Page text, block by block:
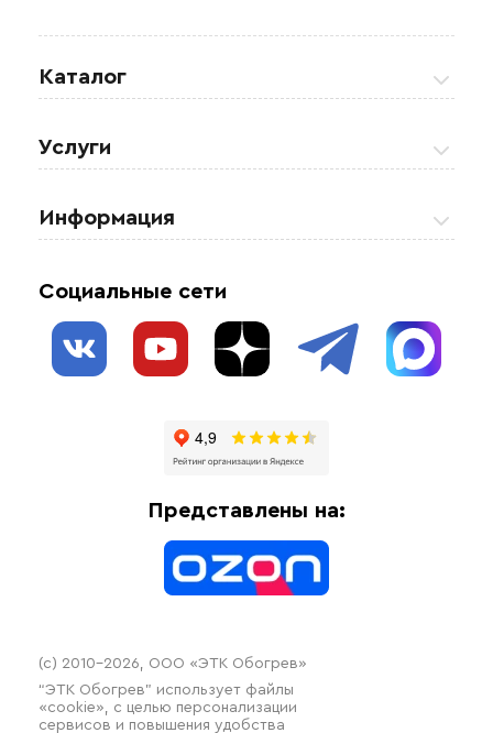
Каталог
Регулирующая аппаратура
Системы защиты от протечки
Отопительное оборудование
Услуги
Обогрев резервуаров
Обогрев трубопроводов
Информация
Блог
Социальные сети
Представлены на:
(c) 2010–2026, ООО «ЭТК Обогрев»
“ЭТК Обогрев” использует файлы
«cookie», с целью персонализации
сервисов и повышения удобства